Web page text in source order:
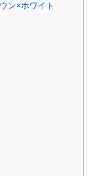
ン×ホワイト